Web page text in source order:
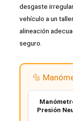
desgaste
vehículo a un
alineación
seguro.
🔩
Presión